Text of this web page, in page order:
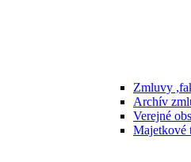
Zmluvy
Archív
Verejné
Majetkové